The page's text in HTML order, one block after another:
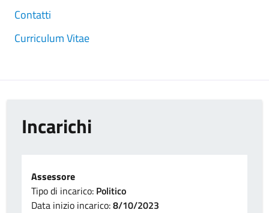
Contatti
Curriculum Vitae
Incarichi
Assessore
Tipo di incarico: Politico
Data inizio incarico:8/10/2023